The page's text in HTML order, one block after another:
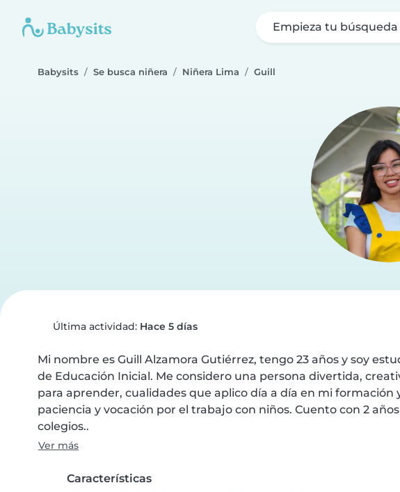
Empieza tu búsqueda
Babysits Se busca niñera Niñera Lima Guill
Última actividad: Hace 5 días
Mi nombre es Guill Alzamora Gutiérrez, tengo 23 años y soy
de Educación Inicial. Me considero una persona divertida,
para aprender, cualidades que aplico día a día en mi
paciencia y vocación por el trabajo con niños. Cuento con 2
colegios..
Ver más
Características